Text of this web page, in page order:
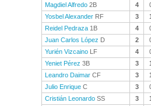
Magdiel Alfredo 2B 4
Yosbel Alexander RF 3
Reidel Pedraza 1B 4
Juan Carlos López D 2
Yurién Vizcaino LF 4
Yeniet Pérez 3B 3
Leandro Daimar CF 3
Julio Enrique C 3
Cristián Leonardo SS 3